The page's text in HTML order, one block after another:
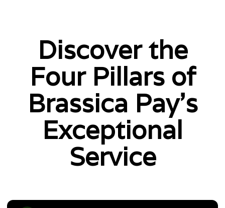
Discover the
Four Pillars of
Brassica Pay's
Exceptional
Service